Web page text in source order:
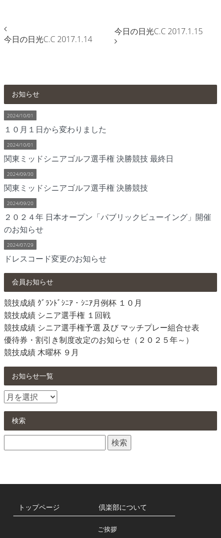
今日の日光C.C 2017.1.14
今日の日光C.C 2017.1.15
お知らせ
2024/10/01
１０月１日から変わりました
2024/10/01
関東ミッドシニアゴルフ選手権 決勝競技 最終日
2024/09/30
関東ミッドシニアゴルフ選手権 決勝競技
2024/09/20
２０２４年 日本オープン「パブリックビューイング」開催
のお知らせ
2024/07/29
ドレスコード変更のお知らせ
会員お知らせ
競技成績 ｸﾞﾗﾝﾄﾞｼﾆｱ・ｼﾆｱ月例杯 １０月
競技成績 シニア選手権 １回戦
競技成績 シニア選手権予選 及び マッチプレー組合せ表
優待券・割引き制度改定のお知らせ（２０２５年～）
競技成績 木曜杯 ９月
お知らせ一覧
お
せ
検索
索:
トップページ 倶楽部について
ご挨拶